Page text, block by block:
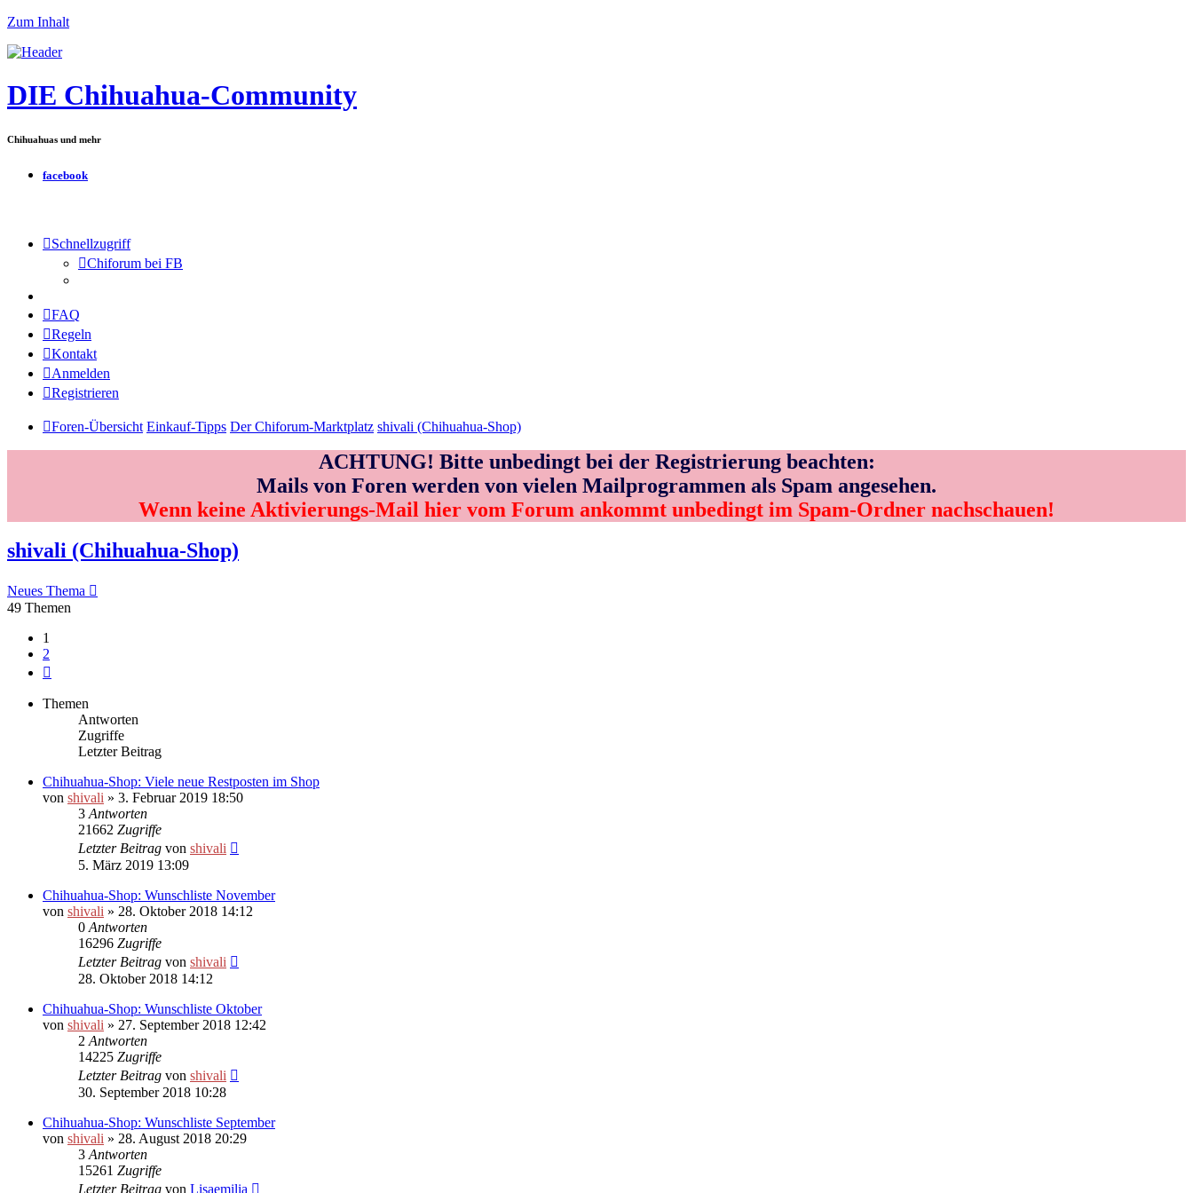
Zum Inhalt
DIE Chihuahua-Community
Chihuahuas und mehr
facebook
Schnellzugriff
Chiforum bei FB
FAQ
Regeln
Kontakt
Anmelden
Registrieren
Foren-Übersicht Einkauf-Tipps Der Chiforum-Marktplatz shivali (Chihuahua-Shop)
ACHTUNG! Bitte unbedingt bei der Registrierung beachten:
Mails von Foren werden von vielen Mailprogrammen als Spam angesehen.
Wenn keine Aktivierungs-Mail hier vom Forum ankommt unbedingt im Spam-Ordner nachschauen!
shivali (Chihuahua-Shop)
Neues Thema
49 Themen
1
2
Themen
Antworten
Zugriffe
Letzter Beitrag
Chihuahua-Shop: Viele neue Restposten im Shop
von shivali » 3. Februar 2019 18:50
3 Antworten
21662 Zugriffe
Letzter Beitrag von shivali
5. März 2019 13:09
Chihuahua-Shop: Wunschliste November
von shivali » 28. Oktober 2018 14:12
0 Antworten
16296 Zugriffe
Letzter Beitrag von shivali
28. Oktober 2018 14:12
Chihuahua-Shop: Wunschliste Oktober
von shivali » 27. September 2018 12:42
2 Antworten
14225 Zugriffe
Letzter Beitrag von shivali
30. September 2018 10:28
Chihuahua-Shop: Wunschliste September
von shivali » 28. August 2018 20:29
3 Antworten
15261 Zugriffe
Letzter Beitrag von Lisaemilia